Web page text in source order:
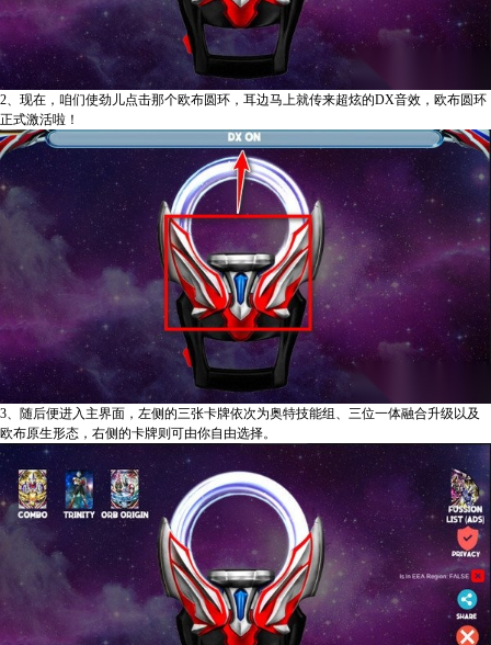
2、现在，咱们使劲儿点击那个欧布圆环，耳边马上就传来超炫的DX音效，欧布圆环
正式激活啦！
3、随后便进入主界面，左侧的三张卡牌依次为奥特技能组、三位一体融合升级以及
欧布原生形态，右侧的卡牌则可由你自由选择。